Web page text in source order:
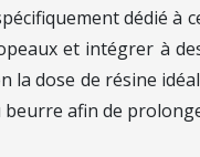
dédié à
et intégrer à
dose de résine
beurre afin de